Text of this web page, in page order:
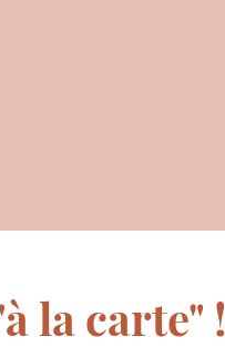
la carte" !